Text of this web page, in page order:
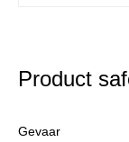
Product
Gevaar